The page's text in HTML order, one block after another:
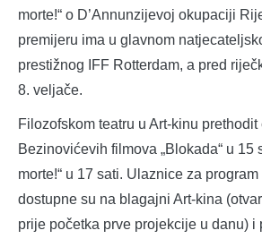
morte!“ o D’Annunzijevoj okupaciji
premijeru ima u glavnom
prestižnog IFF Rotterdam, a pred
8. veljače.
Filozofskom teatru u Art-kinu
Bezinovićevih filmova „Blokada“ u 15
morte!“ u 17 sati. Ulaznice za
dostupne su na blagajni Art-kina
prije početka prve projekcije u danu) i